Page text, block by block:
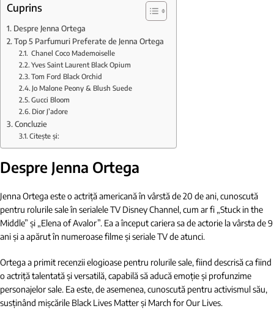
Cuprins
Despre Jenna Ortega
Top 5 Parfumuri Preferate de Jenna Ortega
Chanel Coco Mademoiselle
Yves Saint Laurent Black Opium
Tom Ford Black Orchid
Jo Malone Peony & Blush Suede
Gucci Bloom
Dior J’adore
Concluzie
Citește și:
Despre Jenna Ortega
Jenna Ortega este o actriță americană în vârstă de 20 de ani, cunoscută
pentru rolurile sale în serialele TV Disney Channel, cum ar fi „Stuck in the
Middle” și „Elena of Avalor”. Ea a început cariera sa de actorie la vârsta de 9
ani și a apărut în numeroase filme și seriale TV de atunci.
Ortega a primit recenzii elogioase pentru rolurile sale, fiind descrisă ca fiind
o actriță talentată și versatilă, capabilă să aducă emoție și profunzime
personajelor sale. Ea este, de asemenea, cunoscută pentru activismul său,
susținând mișcările Black Lives Matter și March for Our Lives.